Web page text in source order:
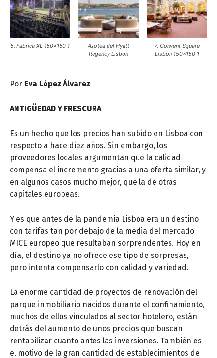
5. Fabrica XL 150×150 1
Azotea del Hyatt
Regency Lisbon
7. Convent Square
Lisbon 150×150 1
Por Eva López Álvarez
ANTIGÜEDAD Y FRESCURA
Es un hecho que los precios han subido en Lisboa con
respecto a hace diez años. Sin embargo, los
proveedores locales argumentan que la calidad
compensa el incremento gracias a una oferta similar, y
en algunos casos mucho mejor, que la de otras
capitales europeas.
Y es que antes de la pandemia Lisboa era un destino
con tarifas tan por debajo de la media del mercado
MICE europeo que resultaban sorprendentes. Hoy en
día, el destino ya no ofrece ese tipo de sorpresas,
pero intenta compensarlo con calidad y variedad.
La enorme cantidad de proyectos de renovación del
parque inmobiliario nacidos durante el confinamiento,
muchos de ellos vinculados al sector hotelero, están
detrás del aumento de unos precios que buscan
rentabilizar cuanto antes las inversiones. También es
el motivo de la gran cantidad de establecimientos de